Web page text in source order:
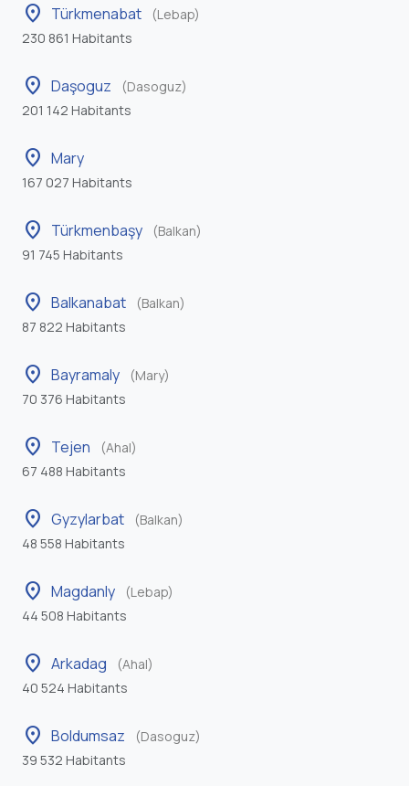
location_on Türkmenabat
(Lebap)
230 861 Habitants
location_on Daşoguz
(Dasoguz)
201 142 Habitants
location_on Mary
167 027 Habitants
location_on Türkmenbaşy
(Balkan)
91 745 Habitants
location_on Balkanabat
(Balkan)
87 822 Habitants
location_on Bayramaly
(Mary)
70 376 Habitants
location_on Tejen
(Ahal)
67 488 Habitants
location_on Gyzylarbat
(Balkan)
48 558 Habitants
location_on Magdanly
(Lebap)
44 508 Habitants
location_on Arkadag
(Ahal)
40 524 Habitants
location_on Boldumsaz
(Dasoguz)
39 532 Habitants